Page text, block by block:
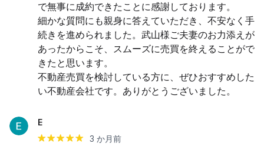
で無事に成約できたことに感謝しております。
細かな質問にも親身に答えていただき、不安なく手
続きを進められました。武山様ご夫妻のお力添えが
あったからこそ、スムーズに売買を終えることがで
きたと思います。
不動産売買を検討している方に、ぜひおすすめした
い不動産会社です。ありがとうございました。
E
3 か月前